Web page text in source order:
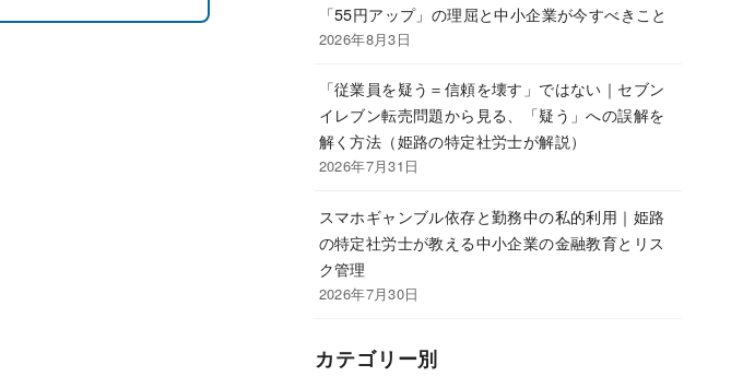
「55円アップ」の理屈と中小企業が今すべきこと
2026年8月3日
「従業員を疑う＝信頼を壊す」ではない｜セブン
イレブン転売問題から見る、「疑う」への誤解を
解く方法（姫路の特定社労士が解説）
2026年7月31日
スマホギャンブル依存と勤務中の私的利用｜姫路
の特定社労士が教える中小企業の金融教育とリス
ク管理
2026年7月30日
カテゴリー別